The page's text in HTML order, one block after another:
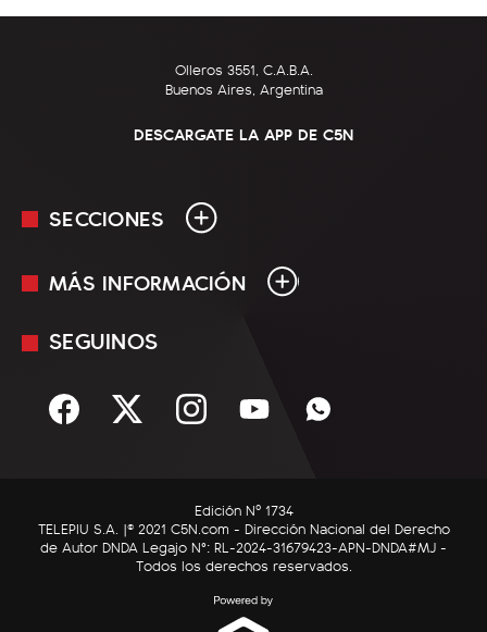
Olleros 3551, C.A.B.A.
Buenos Aires, Argentina
DESCARGATE LA APP DE C5N
SECCIONES
En Vivo
Sociedad
C5N Autos
RatingCero
MÁS INFORMACIÓN
Mediakit
Términos y condiciones
SEGUINOS
Edición Nº 1734
TELEPIU S.A. |© 2021 C5N.com - Dirección Nacional del Derecho
de Autor DNDA Legajo N°: RL-2024-31679423-APN-DNDA#MJ -
Todos los derechos reservados.